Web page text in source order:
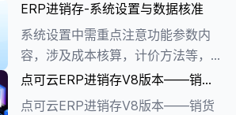
ERP进销存-系统设置与数据核准
系统设置中需重点注意功能参数内
容，涉及成本核算，计价方法等，其
他内容都为基础配置信息，根据用户
实际业务配置即可
点可云ERP进销存V8版本——销货
订单的操作使用与关联单据处理
点可云ERP进销存V8版本——销货